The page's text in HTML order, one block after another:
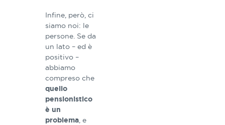
Infine, però, ci
siamo noi: le
persone. Se da
un lato – ed è
positivo –
abbiamo
compreso che
quello
pensionistico
è un
problema, e